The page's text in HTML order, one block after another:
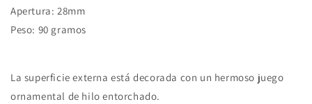
Apertura: 28mm
Peso: 90 gramos
La superficie externa está decorada con un hermoso juego
ornamental de hilo entorchado.